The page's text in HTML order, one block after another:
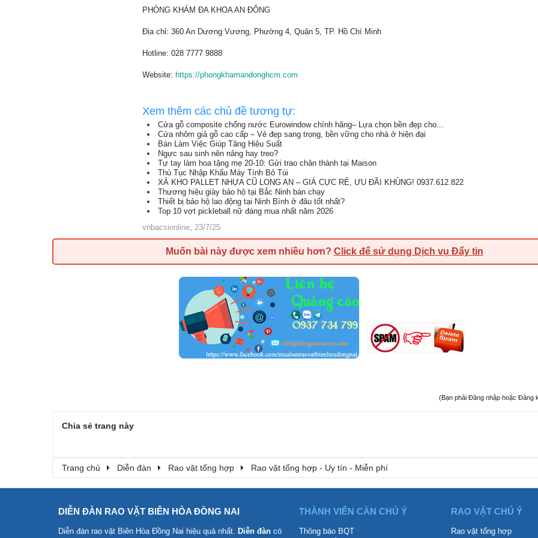
PHÒNG KHÁM ĐA KHOA AN ĐÔNG
Địa chỉ: 360 An Dương Vương, Phường 4, Quận 5, TP. Hồ Chí Minh
Hotline: 028 7777 9888
Website: https://phongkhamandonghcm.com
Xem thêm các chủ đề tương tự:
Cửa gỗ composite chống nước Eurowindow chính hãng– Lựa chọn bền đẹp cho...
Cửa nhôm giả gỗ cao cấp – Vẻ đẹp sang trọng, bền vững cho nhà ở hiện đại
Bàn Làm Việc Giúp Tăng Hiệu Suất
Ngực sau sinh nên nâng hay treo?
Tự tay làm hoa tặng mẹ 20-10: Gửi trao chân thành tại Maison
Thủ Tục Nhập Khẩu Máy Tính Bỏ Túi
XẢ KHO PALLET NHỰA CŨ LONG AN – GIÁ CỰC RẺ, ƯU ĐÃI KHỦNG! 0937.612.822
Thương hiệu giày bảo hộ tại Bắc Ninh bán chạy
Thiết bị bảo hộ lao động tại Ninh Bình ở đâu tốt nhất?
Top 10 vợt pickleball nữ đáng mua nhất năm 2026
vnbacsionline, 23/7/25
Muốn bài này được xem nhiều hơn? Click để sử dụng Dịch vụ Đẩy tin
(Bạn phải Đăng nhập hoặc Đăng
Chia sẻ trang này
Trang chủ Diễn đàn Rao vặt tổng hợp Rao vặt tổng hợp - Uy tín - Miễn phí
DIỄN ĐÀN RAO VẶT BIÊN HÒA ĐỒNG NAI
Diễn đàn rao vặt Biên Hòa Đồng Nai hiệu quả nhất. Diễn đàn có
THÀNH VIÊN CẦN CHÚ Ý
Thông báo BQT
RAO VẶT CHÚ Ý
Rao vặt tổng hợp